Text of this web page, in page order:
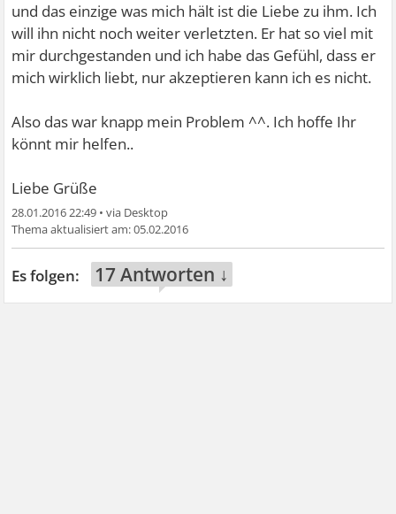
und das einzige was mich hält ist die Liebe zu ihm. Ich
will ihn nicht noch weiter verletzten. Er hat so viel mit
mir durchgestanden und ich habe das Gefühl, dass er
mich wirklich liebt, nur akzeptieren kann ich es nicht.
Also das war knapp mein Problem ^^. Ich hoffe Ihr
könnt mir helfen..
Liebe Grüße
28.01.2016 22:49 •
05.02.2016
17 Antworten ↓